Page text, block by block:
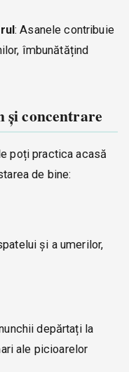
: Asanele contribuie
îmbunătățind
și concentrare
poți practica acasă
de bine:
și a umerilor,
depărtați la
ale picioarelor